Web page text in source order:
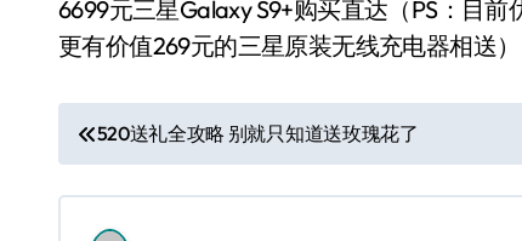
6699元三星Galaxy S9+购买直达（PS：目
更有价值269元的三星原装无线充电器相送）
文
章
导
520送礼全攻略 别就只知道送玫瑰花了